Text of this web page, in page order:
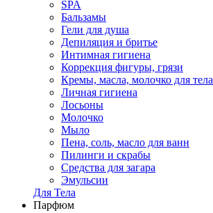
SPA
Бальзамы
Гели для душа
Депиляция и бритье
Интимная гигиена
Коррекция фигуры, грязи
Кремы, масла, молочко для тела
Личная гигиена
Лосьоны
Молочко
Мыло
Пена, соль, масло для ванн
Пилинги и скрабы
Средства для загара
Эмульсии
Для Тела
Парфюм